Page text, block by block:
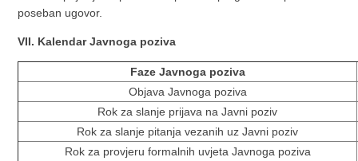
poseban ugovor.
VII. Kalendar Javnoga poziva
Faze Javnoga poziva
Objava Javnoga poziva
Rok za slanje prijava na Javni poziv
Rok za slanje pitanja vezanih uz Javni poziv
Rok za provjeru formalnih uvjeta Javnoga poziva